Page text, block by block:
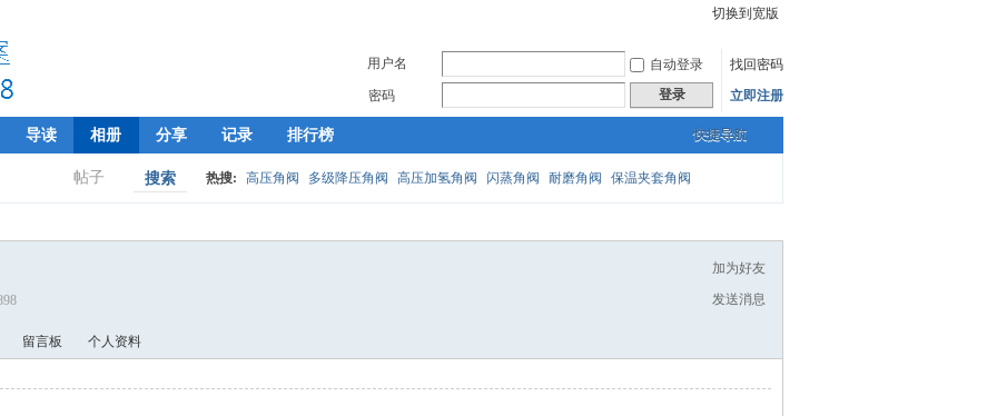
切换到宽版
用户名 自动登录
找回密码
密码
登录 立即注册
快捷导航
导读 相册 分享 记录 排行榜
帖子 搜索 热搜: 高压角阀 多级降压角阀 高压加氢角阀 闪蒸角阀 耐磨角阀 保温夹套角阀
加为好友
发送消息
留言板 个人资料